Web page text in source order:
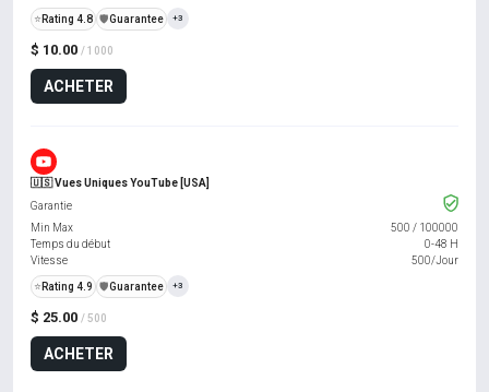
$ 10.00 / 1000
ACHETER
⭐ Rating 4.8 ️🛡️Guarantee +3
🇺🇸 Vues Uniques YouTube [USA]
$ 25.00 / 500
ACHETER
Garantie
Min Max
500 / 100000
Temps du début
0-48 H
Vitesse
500/Jour
⭐ Rating 4.9 ️🛡️Guarantee +3